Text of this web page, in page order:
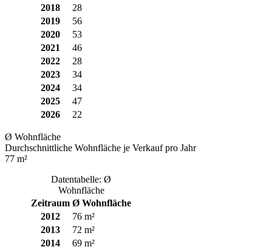
2018
28
2019
56
2020
53
2021
46
2022
28
2023
34
2024
34
2025
47
2026
22
Ø Wohnfläche
Durchschnittliche Wohnfläche je Verkauf pro Jahr
77 m²
Datentabelle: Ø
Wohnfläche
Zeitraum Ø Wohnfläche
2012
76 m²
2013
72 m²
2014
69 m²